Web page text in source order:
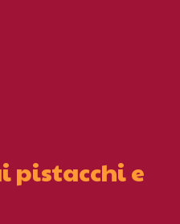
pistacchi e